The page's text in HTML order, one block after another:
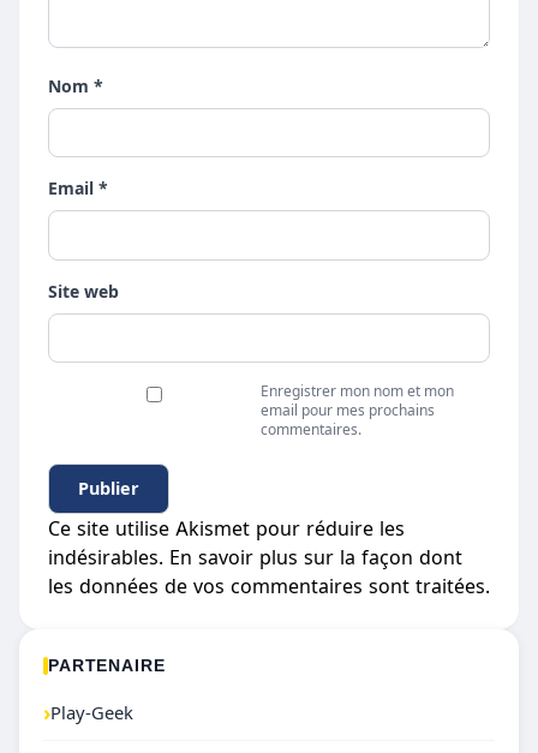
Nom *
Email *
Site web
Enregistrer mon nom et mon
email pour mes prochains
commentaires.
Ce site utilise Akismet pour réduire les
indésirables. En savoir plus sur la façon dont
les données de vos commentaires sont traitées.
PARTENAIRE
›Play-Geek